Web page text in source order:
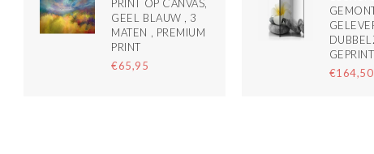
PRINT OP CANVAS,
GEEL BLAUW , 3
MATEN , PREMIUM
PRINT
€65,95
GEPRINT
€164,50